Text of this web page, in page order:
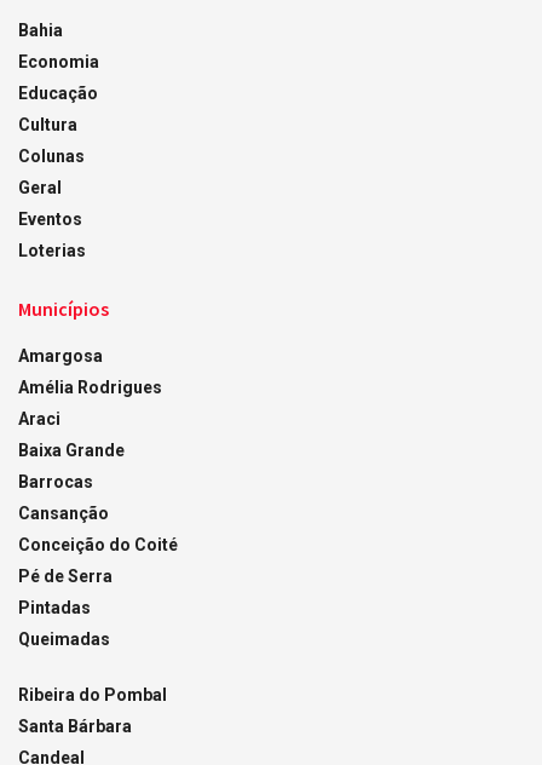
Bahia
Economia
Educação
Cultura
Colunas
Geral
Eventos
Loterias
Municípios
Amargosa
Amélia Rodrigues
Araci
Baixa Grande
Barrocas
Cansanção
Conceição do Coité
Pé de Serra
Pintadas
Queimadas
Ribeira do Pombal
Santa Bárbara
Candeal